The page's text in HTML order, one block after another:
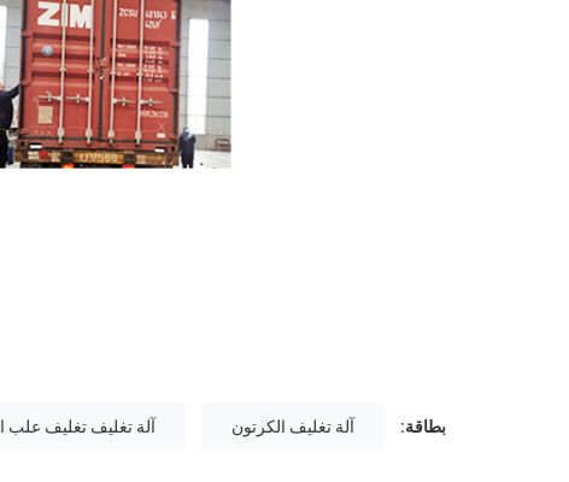
بطاقة: آلة تغليف الكرتون آلة تغليف تغليف علب